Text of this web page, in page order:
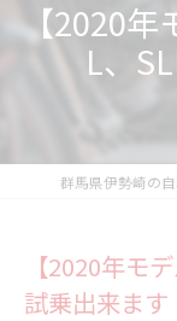
【2020年
L、
【2020年モ
試乗出来ます